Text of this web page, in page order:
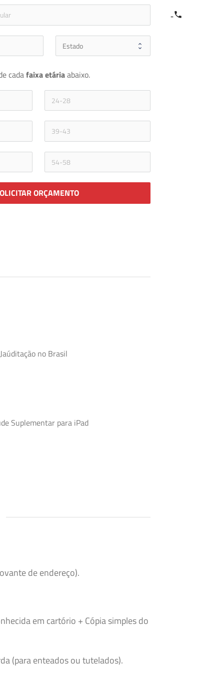
icon-phone
cada faixa etária abaixo.
ORÇAMENTO
no Brasil
Suplementar para iPad
de endereço).
em cartório + Cópia simples do
(para enteados ou tutelados).